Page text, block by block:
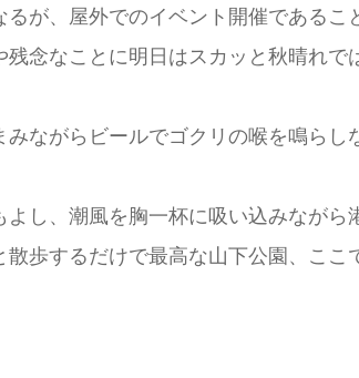
が、屋外でのイベント開催である
念なことに明日はスカッと秋晴れ
ながらビールでゴクリの喉を鳴ら
し、潮風を胸一杯に吸い込みなが
歩するだけで最高な山下公園、こ